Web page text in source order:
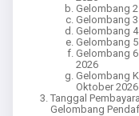
Gelombang
Gelombang
Gelombang
Gelombang
Gelombang
2026
Gelombang
Oktober 2026
Tanggal
Gelombang